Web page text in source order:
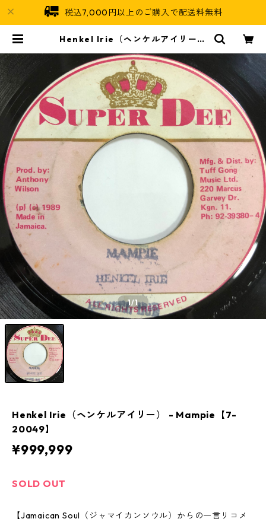
税込7,000円以上のご購入で配送料無料
Henkel Irie（ヘンケルアイリー）
an Soul
1/1
Henkel Irie（ヘンケルアイリー） - Mampie【7-
20049】
¥999,999
SOLD OUT
【Jamaican Soul（ジャマイカンソウル）からの一言リコメ